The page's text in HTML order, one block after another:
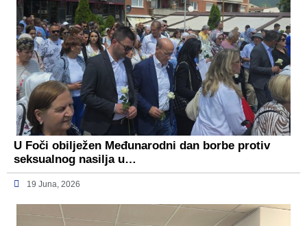
U Foči obilježen Međunarodni dan borbe protiv
seksualnog nasilja u…
19 Juna, 2026